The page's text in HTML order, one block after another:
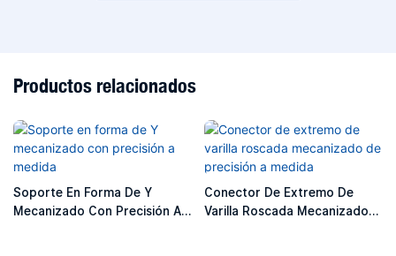
Productos relacionados
Soporte En Forma De Y
Mecanizado Con Precisión A
Conector De Extremo De
Varilla Roscada Mecanizado